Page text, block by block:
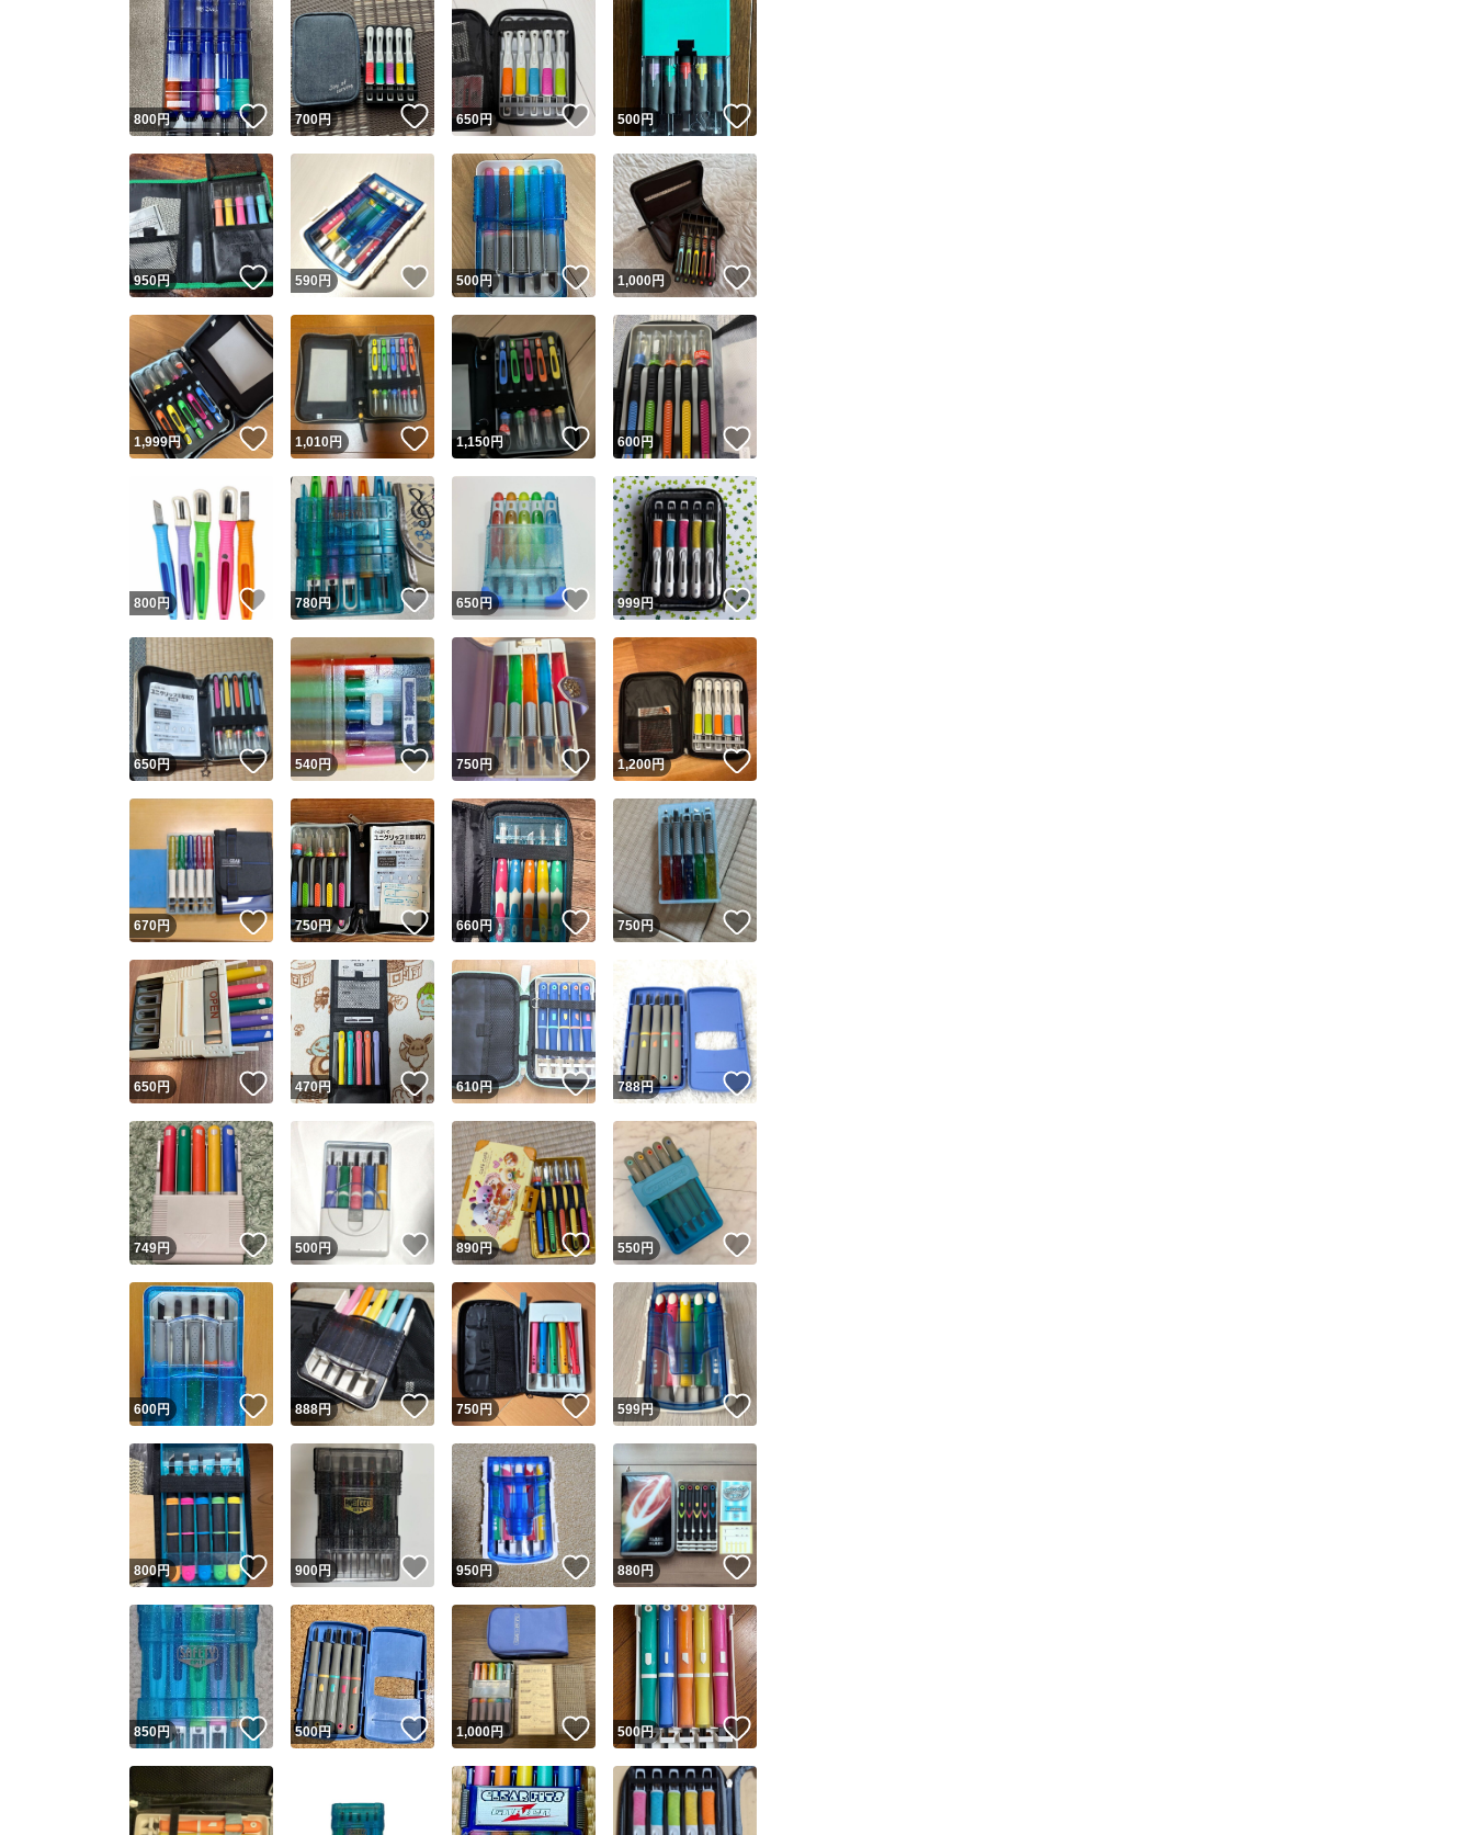
ユーザーの実績について
Yahoo!フリマが定めた一定の基準を満たしたユーザーにバッジを付与しています
安心取引出品者
安心取引出品者 Yahoo!フリマの基準をクリアした安心・安全なユーザーです
取引実績
取引実績◯+ このユーザーはYahoo!フリマの取引を完了させた実績があります
他フリマ実績◯+ このユーザーは他フリマサービスでの取引実績があります
スピード&安心発送
※このバッジは実績に基づく表示であり、発送を保証しているものではありません
スピード＆安心発送
このユーザーは高頻度で24時間以内＆設定した発送日数内に発送してい
ます
スピード発送 このユーザーは高頻度で24時間以内に発送しています
安心発送 このユーザーは設定した発送日数内に発送しています
この商品の情報をコピーします
商品画像の無断転載は禁止されています
コピーは1商品につき1回です
出品ページへ
キャンセル
800円 いいね！
700円 いいね！
650円 いいね！
500円 いいね！
950円 いいね！
590 円 いいね！
500円 いいね！
1,000円 いいね！
1,999円 いいね！
1,010円 いいね！
1,150円 いいね！
600円
800 円 いいね！
780円 いいね！
650円 いいね！
999円 いいね！
650円 いいね！
540円 いいね！
750円 いいね！
1,200円 いいね！
670円 いいね！
750円 いいね！
660円 いいね！
750円 いいね！
650円 いいね！
470円 いいね！
610円 いいね！
788円 いいね！
749円 いいね！
500円 いいね！
890円 いいね！
550円
600円 いいね！
888円 いいね！
750円 いいね！
599円 いいね！
800円 いいね！
900円 いいね！
950円 いいね！
880円
850円 いいね！
500円 いいね！
1,000円 いいね！
500円 いいね！